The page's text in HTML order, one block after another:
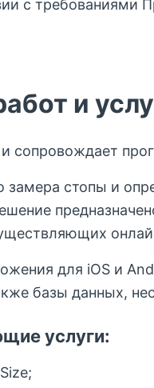
с
и
сопровождает
замера стопы и
для iOS и
базы данных,
услуги: